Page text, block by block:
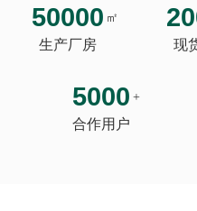
50000 ㎡
生产厂房 现
5000 +
合作用户